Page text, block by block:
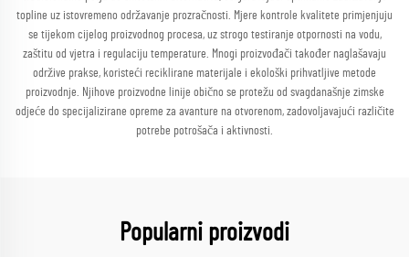
topline uz istovremeno održavanje prozračnosti. Mjere kontrole kvalitete primjenjuju
se tijekom cijelog proizvodnog procesa, uz strogo testiranje otpornosti na vodu,
zaštitu od vjetra i regulaciju temperature. Mnogi proizvođači također naglašavaju
održive prakse, koristeći reciklirane materijale i ekološki prihvatljive metode
proizvodnje. Njihove proizvodne linije obično se protežu od svagdanašnje zimske
odjeće do specijalizirane opreme za avanture na otvorenom, zadovoljavajući različite
potrebe potrošača i aktivnosti.
Popularni proizvodi